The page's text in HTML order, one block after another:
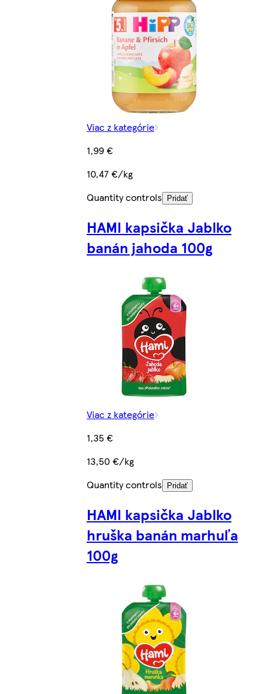
Viac z kategórie
1,99 €
10,47 €/kg
Quantity controls
Pridať
HAMI kapsička Jablko
banán jahoda 100g
Viac z kategórie
1,35 €
13,50 €/kg
Quantity controls
Pridať
HAMI kapsička Jablko
hruška banán marhuľa
100g